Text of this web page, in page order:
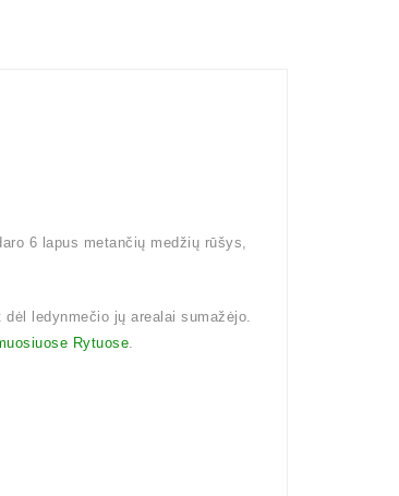
6 lapus metančių medžių rūšys,
ledynmečio jų arealai sumažėjo.
Rytuose.